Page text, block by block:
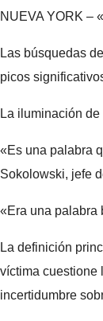
NUEVA YORK –
Las búsquedas
picos
La iluminación
«Es una palabra
Sokolowski, jefe
«Era una palabra
La definición
víctima cuestione
incertidumbre